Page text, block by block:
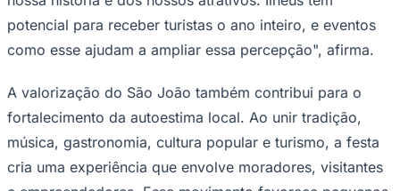
Corinthians
potencial para receber turistas o ano inteiro, e eventos
como esse ajudam a ampliar essa percepção", afirma.
A valorização do São João também contribui para o
fortalecimento da autoestima local. Ao unir tradição,
música, gastronomia, cultura popular e turismo, a festa
cria uma experiência que envolve moradores, visitantes